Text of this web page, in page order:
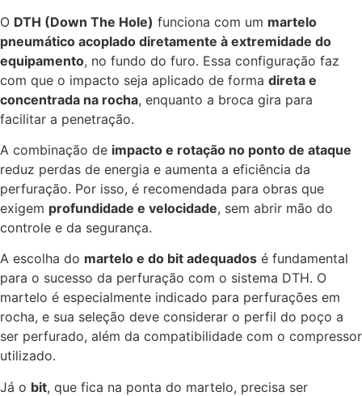
O DTH (Down The Hole) funciona com um martelo
pneumático acoplado diretamente à extremidade do
equipamento, no fundo do furo. Essa configuração faz
com que o impacto seja aplicado de forma direta e
concentrada na rocha, enquanto a broca gira para
facilitar a penetração.
A combinação de impacto e rotação no ponto de ataque
reduz perdas de energia e aumenta a eficiência da
perfuração. Por isso, é recomendada para obras que
exigem profundidade e velocidade, sem abrir mão do
controle e da segurança.
A escolha do martelo e do bit adequados é fundamental
para o sucesso da perfuração com o sistema DTH. O
martelo é especialmente indicado para perfurações em
rocha, e sua seleção deve considerar o perfil do poço a
ser perfurado, além da compatibilidade com o compressor
utilizado.
Já o bit, que fica na ponta do martelo, precisa ser